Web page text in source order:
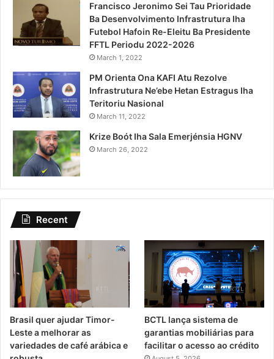
Francisco Jeronimo Sei Tau Prioridade
Ba Desenvolvimento Infrastrutura Iha
Futebol Hafoin Re-Eleitu Ba Presidente
FFTL Periodu 2022-2026
March 1, 2022
PM Orienta Ona KAFI Atu Rezolve
Infrastrutura Ne’ebe Hetan Estragus Iha
Teritoriu Nasional
March 11, 2022
Krize Boót Iha Sala Emerjénsia HGNV
March 26, 2022
Recent
Brasil quer ajudar Timor-
Leste a melhorar as
variedades de café arábica e
BCTL lança sistema de
garantias mobiliárias para
facilitar o acesso ao crédito